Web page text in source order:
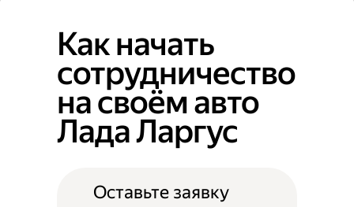
Как начать
сотрудничество
на своём авто
Лада Ларгус
Оставьте заявку